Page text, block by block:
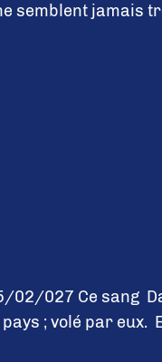
semblent jamais
02/027 Ce sang
; volé par eux.